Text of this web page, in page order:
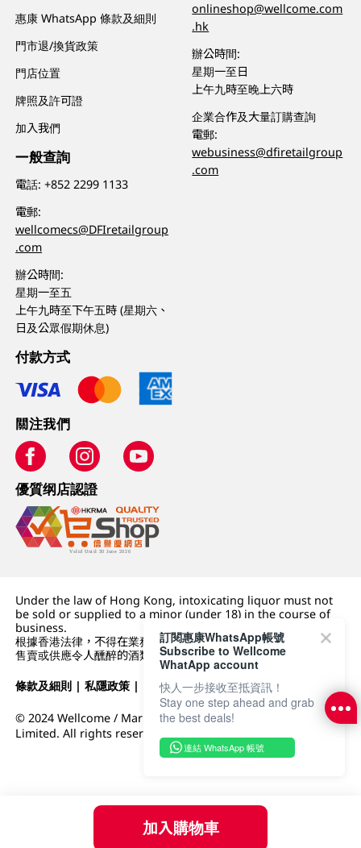
加入購物車
惠康 WhatsApp 條款及細則
門市退/換貨政策
門店位置
牌照及許可證
加入我們
一般查詢
電話:+852 2299 1133
電郵:
wellcomecs@DFIretailgroup
.com
辦公時間:
星期一至五
上午九時至下午五時 (星期六、
日及公眾假期休息)
onlineshop@wellcome.com
.hk
辦公時間:
星期一至日
上午九時至晚上六時
企業合作及大量訂購查詢
電郵:
webusiness@dfiretailgroup
.com
付款方式
關注我們
優質纲店認證
Under the law of Hong Kong, intoxicating liquor must not
be sold or supplied to a minor (under 18) in the course of
business.
根據香港法律，不得在業務過程中，向未成年人 (18 歲以下人士)
售賣或供應令人醺醉的酒類。
條款及細則 |私隱政策 | DFI零售集團
© 2024 Wellcome / Market Place. The Dairy Farm Company
Limited. All rights reserved.
訂閱惠康WhatsApp帳號
Subscribe to Wellcome
WhatApp account
快人一步接收至抵資訊！
Stay one step ahead and grab
the best deals!
連結 WhatsApp 帳號